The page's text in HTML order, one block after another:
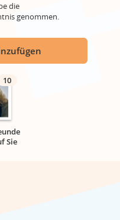
die
genommen.
10
Sie